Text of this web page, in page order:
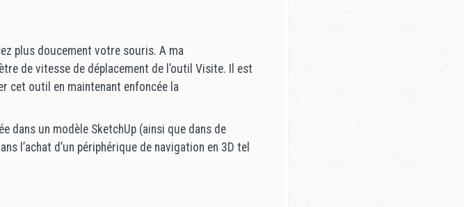
plus doucement votre souris. A ma
de vitesse de déplacement de l’outil Visite. Il est
cet outil en maintenant enfoncée la
dans un modèle SketchUp (ainsi que dans de
l’achat d’un périphérique de navigation en 3D tel